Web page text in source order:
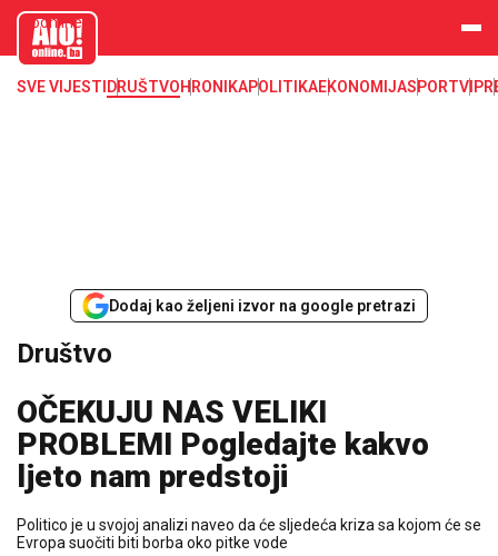
aloonline.b
SVE VIJESTI DRUŠTVOHRONIKAPOLITIKAEKONOMIJASPORTVIP
Dodaj kao željeni izvor na google pretrazi
Društvo
OČEKUJU NAS VELIKI
PROBLEMI Pogledajte kakvo
ljeto nam predstoji
Politico je u svojoj analizi naveo da će sljedeća kriza sa kojom će se
Evropa suočiti biti borba oko pitke vode